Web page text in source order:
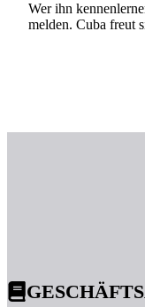
Wer ihn
melden. Cuba freut